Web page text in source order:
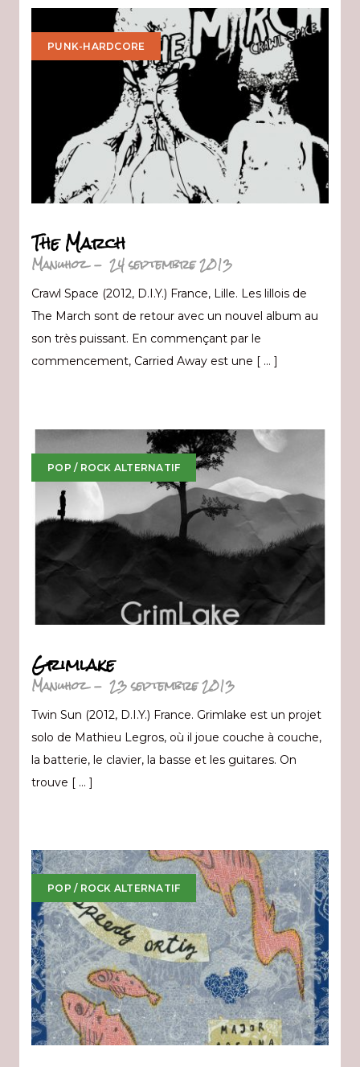
PUNK-HARDCORE
The March
Manuhoz- 24 septembre 2013
Crawl Space (2012, D.I.Y.) France, Lille. Les lillois de
The March sont de retour avec un nouvel album au
son très puissant. En commençant par le
commencement, Carried Away est une [ … ]
POP / ROCK ALTERNATIF
Grimlake
Manuhoz- 23 septembre 2013
Twin Sun (2012, D.I.Y.) France. Grimlake est un projet
solo de Mathieu Legros, où il joue couche à couche,
la batterie, le clavier, la basse et les guitares. On
trouve [ … ]
POP / ROCK ALTERNATIF